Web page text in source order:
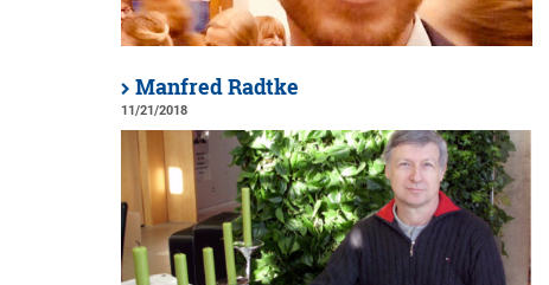
Manfred Radtke
11/21/2018